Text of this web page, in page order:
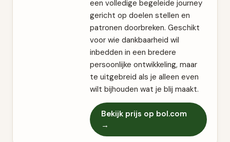
een volledige begeleide journey
gericht op doelen stellen en
patronen doorbreken. Geschikt
voor wie dankbaarheid wil
inbedden in een bredere
persoonlijke ontwikkeling, maar
te uitgebreid als je alleen even
wilt bijhouden wat je blij maakt.
Bekijk prijs op bol.com
→